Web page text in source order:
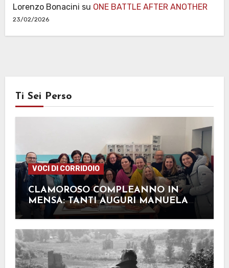
Lorenzo Bonacini su ONE BATTLE AFTER ANOTHER
23/02/2026
Ti Sei Perso
VOCI DI CORRIDOIO
CLAMOROSO COMPLEANNO IN
MENSA: TANTI AUGURI MANUELA
FERRI!